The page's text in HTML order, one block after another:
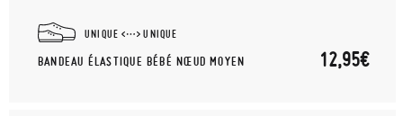
UNIQUE UNIQUE
BANDEAU ÉLASTIQUE BÉBÉ NŒUD MOYEN 12,95€